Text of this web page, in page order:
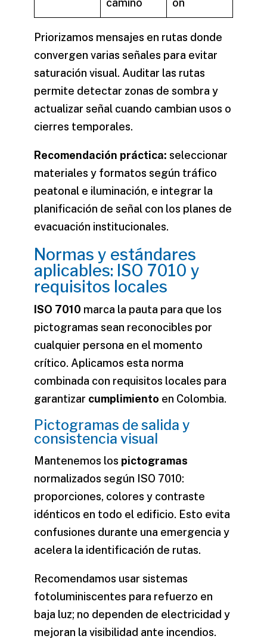
camino ón
Priorizamos mensajes en rutas donde
convergen varias señales para evitar
saturación visual. Auditar las rutas
permite detectar zonas de sombra y
actualizar señal cuando cambian usos o
cierres temporales.
Recomendación práctica: seleccionar
materiales y formatos según tráfico
peatonal e iluminación, e integrar la
planificación de señal con los planes de
evacuación institucionales.
Normas y estándares
aplicables: ISO 7010 y
requisitos locales
ISO 7010 marca la pauta para que los
pictogramas sean reconocibles por
cualquier persona en el momento
crítico. Aplicamos esta norma
combinada con requisitos locales para
garantizar cumplimiento en Colombia.
Pictogramas de salida y
consistencia visual
Mantenemos los pictogramas
normalizados según ISO 7010:
proporciones, colores y contraste
idénticos en todo el edificio. Esto evita
confusiones durante una emergencia y
acelera la identificación de rutas.
Recomendamos usar sistemas
fotoluminiscentes para refuerzo en
baja luz; no dependen de electricidad y
mejoran la visibilidad ante incendios.